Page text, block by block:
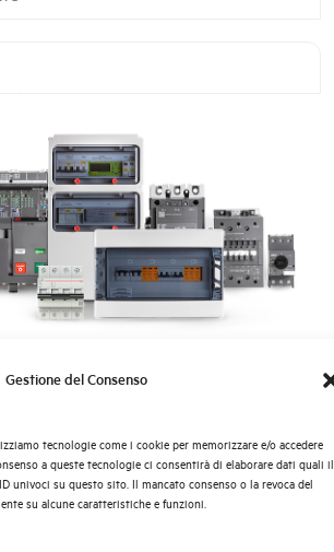
Gestione del Consenso
tecnologie come i cookie per memorizzare e/o accedere
a queste tecnologie ci consentirà di elaborare dati quali il
univoci su questo sito. Il mancato consenso o la revoca del
su alcune caratteristiche e funzioni.
interessano di più?